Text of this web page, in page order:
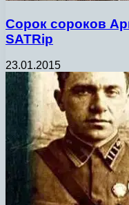
Сорок сороков
SATRip
23.01.2015